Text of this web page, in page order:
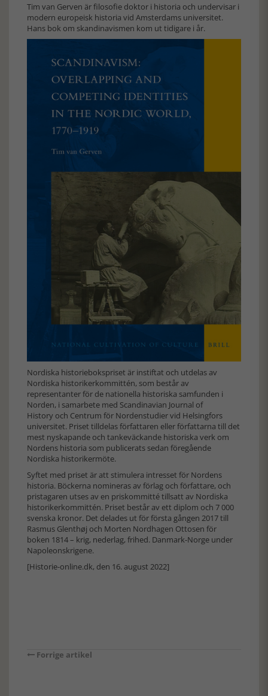
Tim van Gerven är filosofie doktor i historia och undervisar i
modern europeisk historia vid Amsterdams universitet.
Hans bok om skandinavismen kom ut tidigare i år.
Nordiska historiebokspriset är instiftat och utdelas av
Nordiska historikerkommittén, som består av
representanter för de nationella historiska samfunden i
Norden, i samarbete med Scandinavian Journal of
History och Centrum för Nordenstudier vid Helsingfors
universitet. Priset tilldelas författaren eller författarna till det
mest nyskapande och tankeväckande historiska verk om
Nordens historia som publicerats sedan föregående
Nordiska historikermöte.
Syftet med priset är att stimulera intresset för Nordens
historia. Böckerna nomineras av förlag och författare, och
pristagaren utses av en priskommitté tillsatt av Nordiska
historikerkommittén. Priset består av ett diplom och 7 000
svenska kronor. Det delades ut för första gången 2017 till
Rasmus Glenthøj och Morten Nordhagen Ottosen för
boken 1814 – krig, nederlag, frihed. Danmark-Norge under
Napoleonskrigene.
[Historie-online.dk, den 16. august 2022]
Forrige artikel